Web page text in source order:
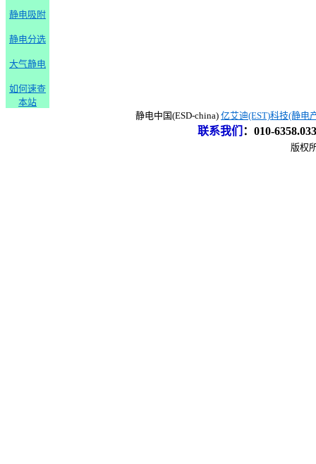
静电吸附
静电分选
大气静电
如何速查
本站
静电中国(ESD-china) 亿艾迪(EST)科技(静电
联系我们 ： 010-
版权